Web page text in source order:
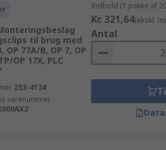
til brug med
OP 77A/B, OP 7, OP
OP 17X, PLC
253-4134
varenummer
Indhold (1 pakke af
Kr. 321,64(ekskl.
Antal